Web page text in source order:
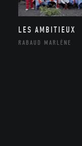
LES AMBITIEUX
RABAUD MARLÈNE